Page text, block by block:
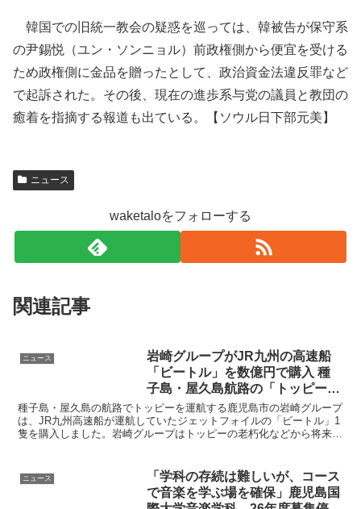
韓国での旧統一教会の疑惑を巡っては、韓被告が保守系
の尹錫悦（ユン・ソンニョル）前政権側から便宜を受ける
ため政権側に金品を贈ったとして、政治資金法違反罪など
で起訴された。その後、現在の進歩系与党の議員と教団の
癒着を指摘する報道も出ている。【ソウル日下部元美】
ニュース
waketaloをフォローする
関連記事
ニュース
岩崎グループがJR九州の高速船
「ビートル」を数億円で購入 種
子島・屋久島航路の「トッピー」
は老朽化進む
種子島・屋久島の航路でトッピーを運航する鹿児島市の岩崎グループ
は、JR九州高速船が運航していたジェットフォイルの「ビートル」1
隻を購入しました。岩崎グループはトッピーの老朽化などから将来を
ニュース
「学科の存続は難しいが、コース
で音楽を学ぶ場を確保」鹿児島国